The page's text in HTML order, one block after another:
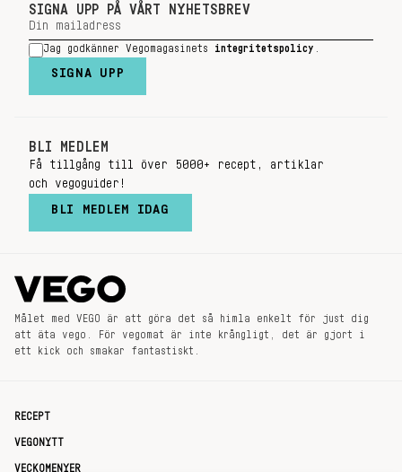
SIGNA UPP PÅ VÅRT NYHETSBREV
Jag godkänner Vegomagasinets integritetspolicy
SIGNA UPP
BLI MEDLEM
Få tillgång till över 5000+ recept, artiklar
och vegoguider!
BLI MEDLEM IDAG
Målet med VEGO är att göra det så himla enkelt för just dig
att äta vego. För vegomat är inte krångligt, det är gjort i
ett kick och smakar fantastiskt.
RECEPT
VEGONYTT
VECKOMENYER